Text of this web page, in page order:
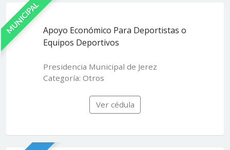
MUNICIPAL Apoyo Económico Para Deportistas o
Equipos Deportivos
Presidencia Municipal de Jerez
Categoría: Otros
Ver cédula